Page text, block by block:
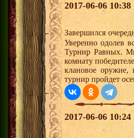
2017-06-06
Завершился
Уверенно одолев
Турнир Равных.
комнату
клановое оружие,
турнир пройдет
2017-06-06